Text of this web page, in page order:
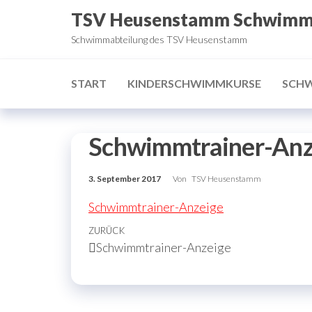
TSV Heusenstamm
Schwimmabteilung des TSV Heusenstamm
START KINDERSCHWIMMKURSE
Schwimmtrainer-
3. September 2017 Von TSV Heusenstamm
Schwimmtrainer-Anzeige
Beitragsnavigation
Vorheriger
Beitrag
ZURÜCK
Schwimmtrainer-Anzeige